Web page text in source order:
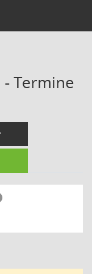
Termine